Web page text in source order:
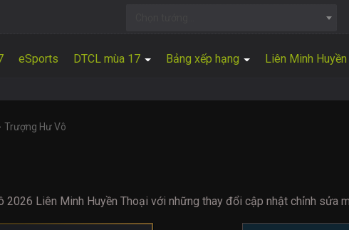
eSports DTCL mùa 17 Bảng xếp hạng Liên Minh
Trượng Hư Vô
2026 Liên Minh Huyền Thoại với những thay đổi cập nhật chỉnh sửa